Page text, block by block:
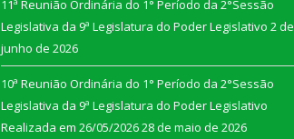
11ª Reunião Ordinária do 1° Período da 2°Sessão
Legislativa da 9ª Legislatura do Poder Legislativo 2 de
junho de 2026
10ª Reunião Ordinária do 1° Período da 2°Sessão
Legislativa da 9ª Legislatura do Poder Legislativo
Realizada em 26/05/202628 de maio de 2026